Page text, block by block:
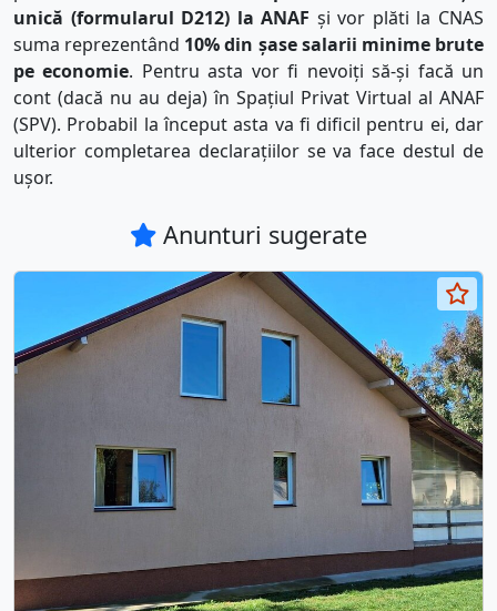
unică (formularul D212) la ANAF și vor plăti la CNAS
suma reprezentând 10% din șase salarii minime brute
pe economie. Pentru asta vor fi nevoiți să-și facă un
cont (dacă nu au deja) în Spațiul Privat Virtual al ANAF
(SPV). Probabil la început asta va fi dificil pentru ei, dar
ulterior completarea declarațiilor se va face destul de
ușor.
Anunturi sugerate